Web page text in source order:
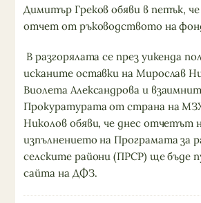
Димитър Греков обяви в петък, че
отчет от ръководството на
В разгорялата се през уикенда
исканите оставки на Мирослав
Виолета Александрова и
Прокуратурата от страна на
Николов обяви, че днес отчетът
изпълнението на Програмата за
селските райони (ПРСР) ще бъде
сайта на ДФЗ.